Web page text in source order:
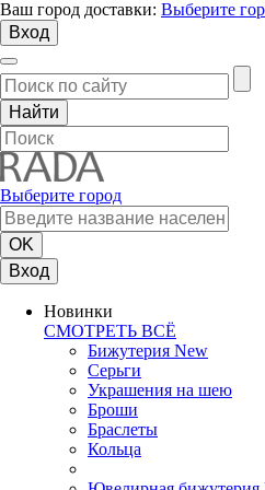
Ваш город доставки: Выберите
Вход
Выберите город
Вход
Новинки
СМОТРЕТЬ ВСЁ
Бижутерия New
Серьги
Украшения на шею
Броши
Браслеты
Кольца